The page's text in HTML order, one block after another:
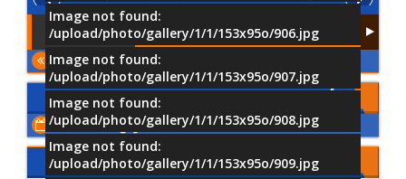
Image not found:
/upload/photo/gallery/1/1/153x95o/906.jpg
Image not found:
/upload/photo/gallery/1/1/153x95o/907.jpg
Image not found:
/upload/photo/gallery/1/1/153x95o/908.jpg
Image not found:
/upload/photo/gallery/1/1/153x95o/909.jpg
المزيد
اعرض كل الأحداث
شاركنا رأيك